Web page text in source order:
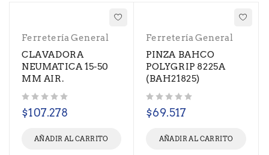
Ferretería General
CLAVADORA
NEUMATICA 15-50
MM AIR.
$107.278
AÑADIR AL CARRITO
Ferretería General
PINZA BAHCO
POLYGRIP 8225A
(BAH21825)
$69.517
AÑADIR AL CARRITO